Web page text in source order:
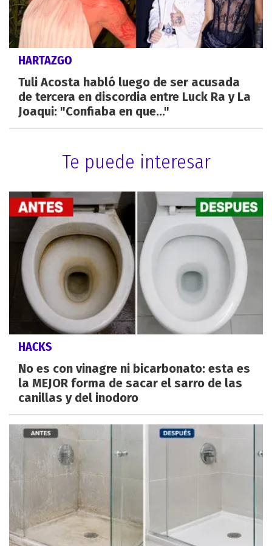
HARTAZGO
Tuli Acosta habló luego de ser acusada
de tercera en discordia entre Luck Ra y La
Joaqui: "Confiaba en que..."
Te puede interesar
HACKS
No es con vinagre ni bicarbonato: esta es
la MEJOR forma de sacar el sarro de las
canillas y del inodoro